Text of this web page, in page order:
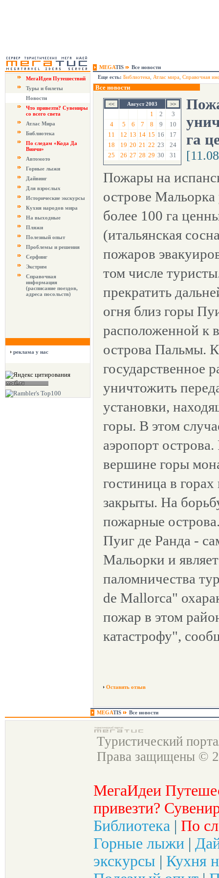
MEGATIS
Все новости
МегаИдеи Путешествий
Туры и билеты
Новости
Что привезти? Сувениры
со всего света
Атлас Мира
Библиотека
По следам «Кода Да
Винчи»
Автомото
Горные лыжи
Дайвинг
Для взрослых
Исторические экскурсы
Кухня народов мира
На выходные
Пляжи
Полезный опыт
Проблемы и решения
Серфинг
Экстрим
Справочная
информация
(расписание поездов,
адреса посольств)
реклама у нас
Еще есть: Библиотека Атлас мира Справочная
Все новости
Август 2003
1 2
3
4
5 6 7 8 9
10
11
12 13 14 15 16
17
18
19 20 21 22 23
24
25
26 27 28 29 30 31
га
Пожары на
острове
более 100 га
(итальянская
пожаров
том числе
прекратить
огня близ горы
расположенной к
острова Пальмы.
государственное
уничтожить
установки,
горы. В этом
аэропорт
вершине горы
гостиница в
закрыты. На
пожарные
Пуиг де Ранда -
Мальорки и
паломничества
de Mallorca"
пожар в этом
катастрофу",
Оставить отзыв
MEGATIS Все новости
Туристический
Права защищены ©
МегаИдеи
привезти?
Библиотека | По
Горные лыжи |
экскурсы | Кухня